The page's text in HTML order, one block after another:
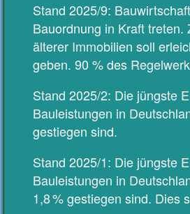
Stand 2025/9:
Bauordnung in Kraft
älterer Immobilien soll
geben. 90 % des
Stand 2025/2: Die jüngste
Bauleistungen in
gestiegen sind.
Stand 2025/1: Die jüngste
Bauleistungen in
1,8 % gestiegen sind. Dies